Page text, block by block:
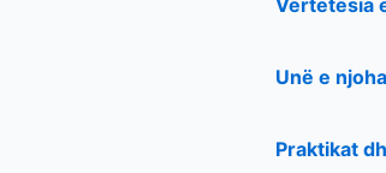
Unë e
Praktikat